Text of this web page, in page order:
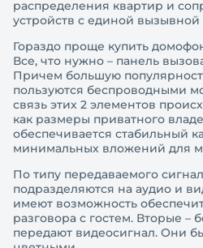
распределения квартир и
устройств с единой
Гораздо проще купить
Все, что нужно – панель
Причем большую
пользуются беспроводными
связь этих 2 элементов
как размеры приватного
обеспечивается стабильный
минимальных вложений для
По типу передаваемого
подразделяются на аудио и
имеют возможность
разговора с гостем. Вторые –
передают видеосигнал. Они